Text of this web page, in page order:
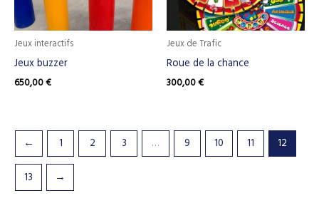
Jeux interactifs
Jeux buzzer
650,00€
Jeux de Trafic
Roue de la chance
300,00€
← 1 2 3 … 9 10 11 12
13 →